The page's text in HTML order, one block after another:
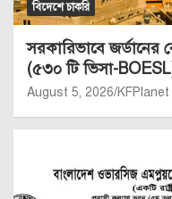
বিদেশে চাকরি
সরকারিভাবে জর্ডানের
(৫৩০ টি ভিসা-
August 5, 2026 KFPlanet